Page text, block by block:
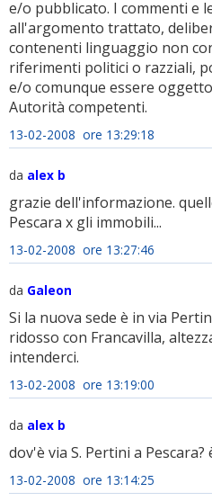
e/o pubblicato. I commenti e
all'argomento trattato,
contenenti linguaggio non
riferimenti politici o razziali,
e/o comunque essere
Autorità competenti.
13-02-2008 ore 13:29:18
da alex b
grazie dell'informazione.
Pescara x gli immobili...
13-02-2008 ore 13:27:46
da Galeon
Si la nuova sede è in via
ridosso con Francavilla,
intenderci.
13-02-2008 ore 13:19:00
da alex b
dov'è via S. Pertini a Pescara?
13-02-2008 ore 13:14:25